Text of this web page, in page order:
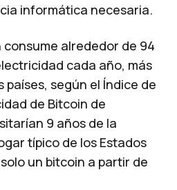
informática necesaria.
consume alrededor de 94
cada año, más
países, según el Índice de
de Bitcoin de
9 años de la
típico de los Estados
un bitcoin a partir de